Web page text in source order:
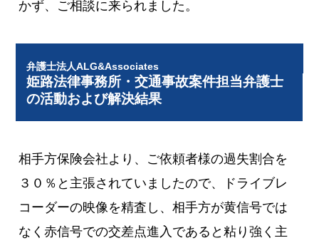
かず、ご相談に来られました。
弁護士法人ALG&Associates
姫路法律事務所・交通事故案件担当弁護士
の活動および解決結果
相手方保険会社より、ご依頼者様の過失割合を
３０％と主張されていましたので、ドライブレ
コーダーの映像を精査し、相手方が黄信号では
なく赤信号での交差点進入であると粘り強く主